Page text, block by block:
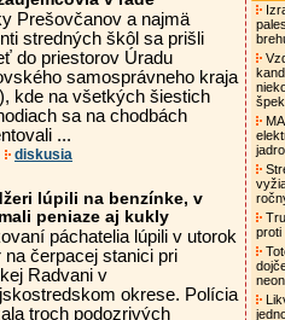
Prešovčanov a najmä
stredných škôl sa prišli
do priestorov Úradu
samosprávneho kraja
kde na všetkých šiestich
sa na chodbách
...
diskusia
lúpili na benzínke, v
peniaze aj kukly
páchatelia lúpili v utorok
na čerpacej stanici pri
Radvani v
okrese. Polícia
troch podozrivých
proti